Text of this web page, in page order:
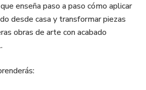
enseña paso a paso cómo aplicar
desde casa y transformar piezas
obras de arte con acabado